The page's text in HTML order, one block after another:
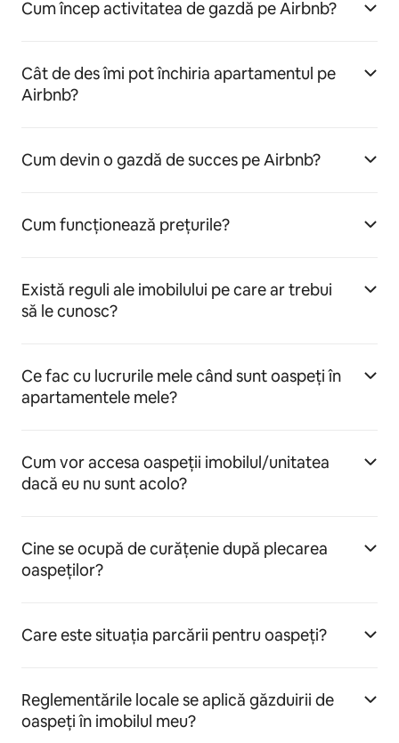
Cum încep activitatea de gazdă pe Airbnb?
Cât de des îmi pot închiria apartamentul pe
Airbnb?
Cum devin o gazdă de succes pe Airbnb?
Cum funcționează prețurile?
Există reguli ale imobilului pe care ar trebui
să le cunosc?
Ce fac cu lucrurile mele când sunt oaspeți în
apartamentele mele?
Cum vor accesa oaspeții imobilul/unitatea
dacă eu nu sunt acolo?
Cine se ocupă de curățenie după plecarea
oaspeților?
Care este situația parcării pentru oaspeți?
Reglementările locale se aplică găzduirii de
oaspeți în imobilul meu?